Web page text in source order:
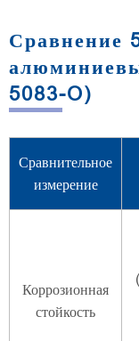
Сравнение
5083-O)
Сравнительное
измерение
Коррозионная
стойкость